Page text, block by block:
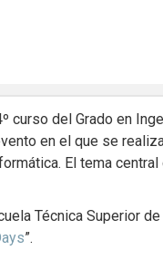
curso del Grado en
en el que se
El tema
Técnica Superior
”.